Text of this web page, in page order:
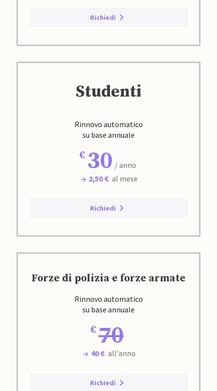
Richiedi
Studenti
Rinnovo automatico
su base annuale
30 / anno
2,50 € al mese
Richiedi
Forze di polizia e forze armate
Rinnovo automatico
su base annuale
70
40 € all'anno
Richiedi